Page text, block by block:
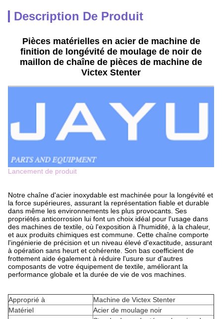
Description De Produit
Pièces matérielles en acier de machine de
finition de longévité de moulage de noir de
maillon de chaîne de pièces de machine de
Victex Stenter
Lancement de produit
Notre chaîne d'acier inoxydable est machinée pour la longévité et
la force supérieures, assurant la représentation fiable et durable
dans même les environnements les plus provocants. Ses
propriétés anticorrosion lui font un choix idéal pour l'usage dans
des machines de textile, où l'exposition à l'humidité, à la chaleur,
et aux produits chimiques est commune. Cette chaîne comporte
l'ingénierie de précision et un niveau élevé d'exactitude, assurant
à opération sans heurt et cohérente. Son bas coefficient de
frottement aide également à réduire l'usure sur d'autres
composants de votre équipement de textile, améliorant la
performance globale et la durée de vie de vos machines.
Approprié à
Machine de Victex Stenter
Matériel
Acier de moulage noir